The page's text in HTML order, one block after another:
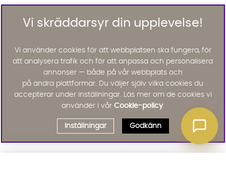
Vi skräddarsyr din upplevelse!
Vi använder cookies för att webbplatsen ska fungera, för
att analysera trafik och för att anpassa och personalisera
annonser — både på vår webbplats och
på andra plattformar. Du väljer själv vilka cookies du
accepterar under inställningar. Läs mer om de cookies vi
använder i vår Cookie-policy.
Inställningar Godkänn